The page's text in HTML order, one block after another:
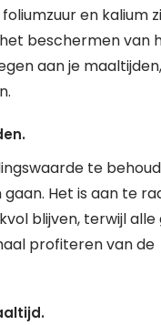
en kalium
beschermen van
aan je
te
Het is aan te
blijven, terwijl alle
profiteren van de